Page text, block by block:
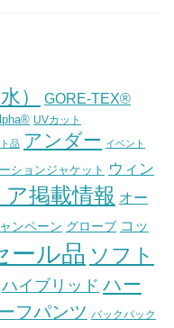
）
GORE-TEX®
UVカット
品 アンダー イベント
ションジャケット ウィン
掲載情報 オー
ンペーン グローブ コッ
ール品 ソフト
ハイブリッド ハー
フパンツ バックパック